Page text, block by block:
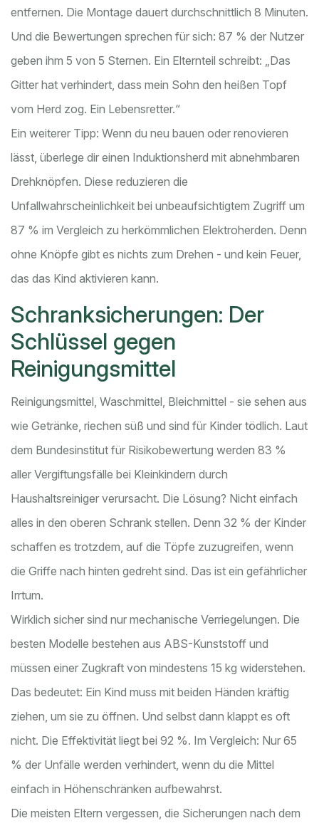
entfernen. Die Montage dauert durchschnittlich 8 Minuten.
Und die Bewertungen sprechen für sich: 87 % der Nutzer
geben ihm 5 von 5 Sternen. Ein Elternteil schreibt: „Das
Gitter hat verhindert, dass mein Sohn den heißen Topf
vom Herd zog. Ein Lebensretter.“
Ein weiterer Tipp: Wenn du neu bauen oder renovieren
lässt, überlege dir einen Induktionsherd mit abnehmbaren
Drehknöpfen. Diese reduzieren die
Unfallwahrscheinlichkeit bei unbeaufsichtigtem Zugriff um
87 % im Vergleich zu herkömmlichen Elektroherden. Denn
ohne Knöpfe gibt es nichts zum Drehen - und kein Feuer,
das das Kind aktivieren kann.
Schranksicherungen: Der
Schlüssel gegen
Reinigungsmittel
Reinigungsmittel, Waschmittel, Bleichmittel - sie sehen aus
wie Getränke, riechen süß und sind für Kinder tödlich. Laut
dem Bundesinstitut für Risikobewertung werden 83 %
aller Vergiftungsfälle bei Kleinkindern durch
Haushaltsreiniger verursacht. Die Lösung? Nicht einfach
alles in den oberen Schrank stellen. Denn 32 % der Kinder
schaffen es trotzdem, auf die Töpfe zuzugreifen, wenn
die Griffe nach hinten gedreht sind. Das ist ein gefährlicher
Irrtum.
Wirklich sicher sind nur mechanische Verriegelungen. Die
besten Modelle bestehen aus ABS-Kunststoff und
müssen einer Zugkraft von mindestens 15 kg widerstehen.
Das bedeutet: Ein Kind muss mit beiden Händen kräftig
ziehen, um sie zu öffnen. Und selbst dann klappt es oft
nicht. Die Effektivität liegt bei 92 %. Im Vergleich: Nur 65
% der Unfälle werden verhindert, wenn du die Mittel
einfach in Höhenschränken aufbewahrst.
Die meisten Eltern vergessen, die Sicherungen nach dem